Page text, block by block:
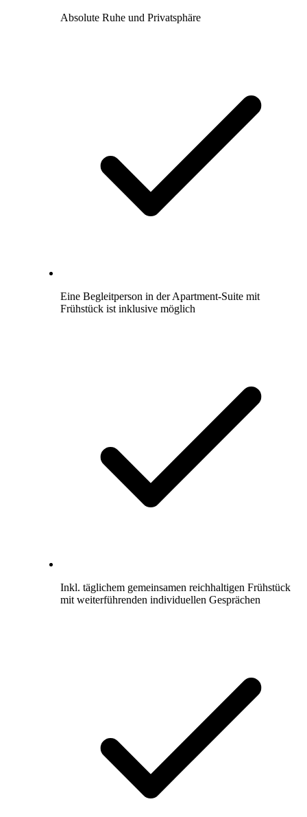
Absolute Ruhe und Privatsphäre
Eine Begleitperson in der Apartment-Suite mit
Frühstück ist inklusive möglich
Inkl. täglichem gemeinsamen reichhaltigen Frühstück
mit weiterführenden individuellen Gesprächen